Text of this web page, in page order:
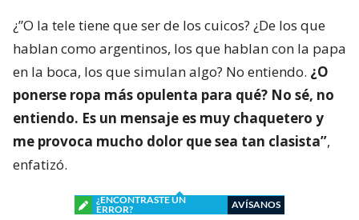
¿”O la tele tiene que ser de los cuicos? ¿De los que
hablan como argentinos, los que hablan con la papa
en la boca, los que simulan algo? No entiendo. ¿O
ponerse ropa más opulenta para qué? No sé, no
entiendo. Es un mensaje es muy chaquetero y
me provoca mucho dolor que sea tan clasista”,
enfatizó.
¿ENCONTRASTE UN
ERROR?
AVÍSANOS